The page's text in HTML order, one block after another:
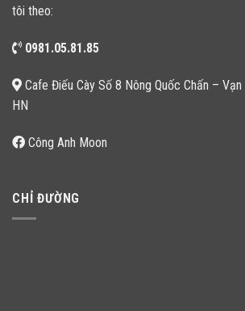
tôi theo:
0981.05.81.85
Cafe Điếu Cày Số 8 Nông Quốc Chấn –
HN
Công Anh Moon
CHỈ ĐƯỜNG